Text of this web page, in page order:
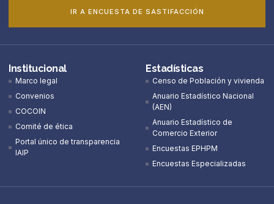
IR A ENCUESTA DE SASTIFACCIÓN
Institucional
Marco legal
Convenios
COCOIN
Comité de ética
Portal único de transparencia
IAIP
Estadísticas
Censo de Población y vivienda
Anuario Estadístico Nacional
(AEN)​
Anuario Estadístico de
Comercio Exterior
Encuestas EPHPM
Encuestas Especializadas